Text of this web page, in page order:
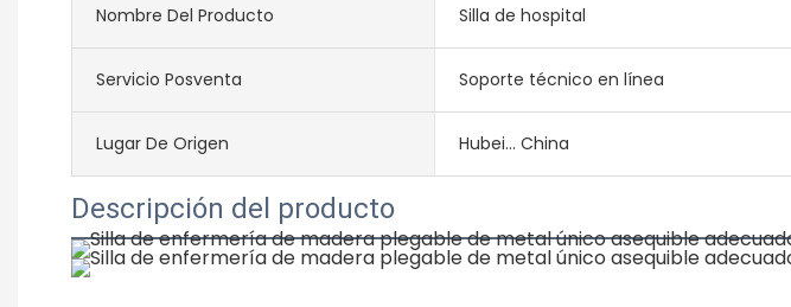
Nombre Del Producto Silla de hospital
Servicio Posventa Soporte técnico en línea
Lugar De Origen Hubei... China
Descripción del producto